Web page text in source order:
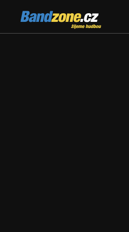
Bandzone.cz
žijeme hudbou